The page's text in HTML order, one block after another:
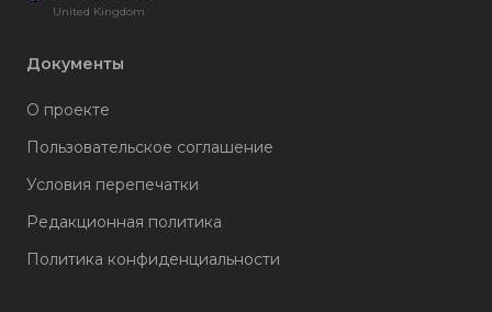
United Kingdom
Документы
О проекте
Пользовательское соглашение
Условия перепечатки
Редакционная политика
Политика конфиденциальности